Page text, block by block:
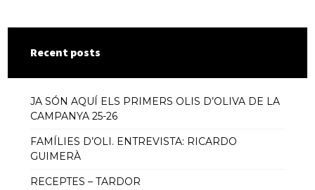
Recent posts
JA SÓN AQUÍ ELS PRIMERS OLIS D’OLIVA DE LA
CAMPANYA 25-26
FAMÍLIES D’OLI. ENTREVISTA: RICARDO
GUIMERÀ
RECEPTES – TARDOR